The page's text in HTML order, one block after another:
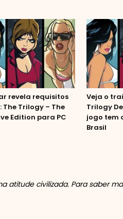
revela requisitos
The Trilogy – The
Edition para PC
Veja o
Trilogy
jogo tem
Brasil
atitude civilizada. Para saber